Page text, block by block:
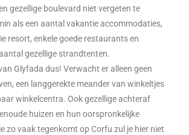
gezellige boulevard niet vergeten te
als een aantal vakantie accommodaties,
resort, enkele goede restaurants en
gezellige strandtenten.
Glyfada dus! Verwacht er alleen geen
een langgerekte meander van winkeltjes
winkelcentra. Ook gezellige achteraf
huizen en hun oorspronkelijke
zo vaak tegenkomt op Corfu zul je hier niet